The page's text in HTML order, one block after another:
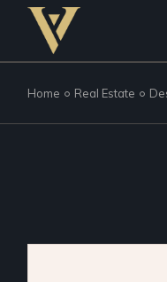
Home Real Estate